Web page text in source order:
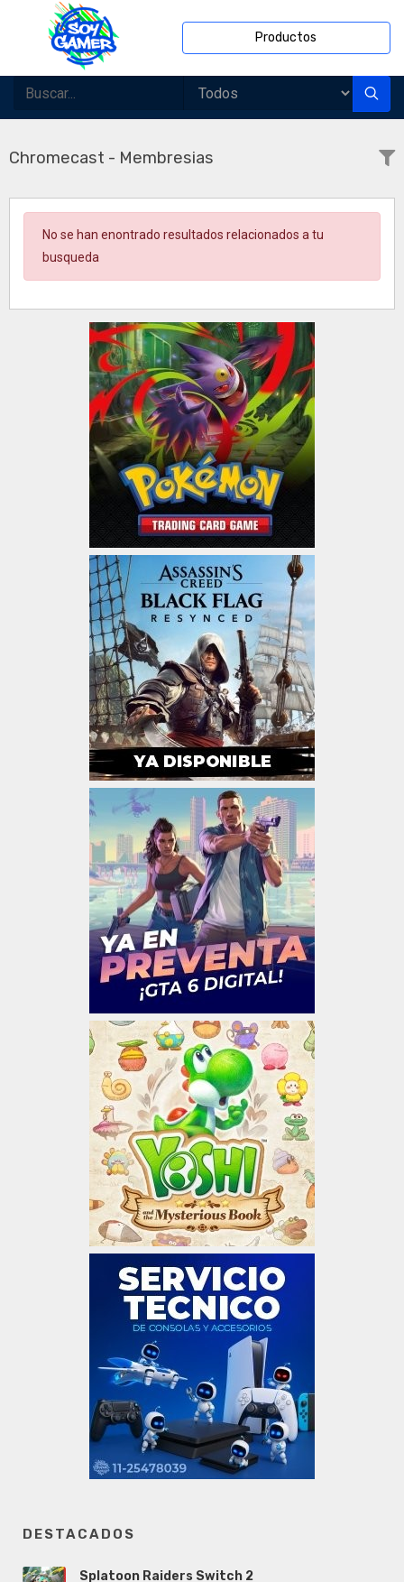
Productos
Chromecast - Membresias
No se han enontrado resultados relacionados a tu
busqueda
DESTACADOS
Splatoon Raiders Switch 2